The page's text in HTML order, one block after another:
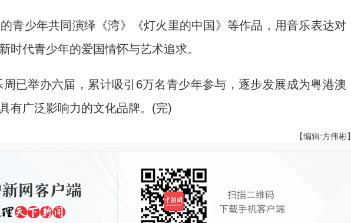
少年共同演绎《湾》《灯火里的中国》等作品，用音乐表达对
时代青少年的爱国情怀与艺术追求。
举办六届，累计吸引6万名青少年参与，逐步发展成为粤港澳
有广泛影响力的文化品牌。(完)
【编辑:方伟彬】